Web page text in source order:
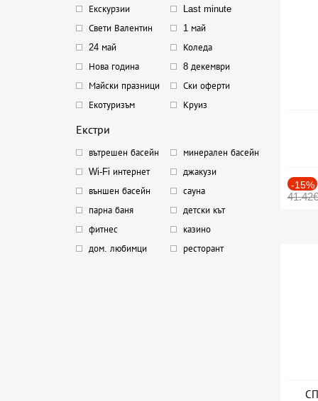
Екскурзии
Last minute
Свети Валентин
1 май
24 май
Коледа
Нова година
8 декември
Майски празници
Ски оферти
Екотуризъм
Круиз
Екстри
вътрешен басейн
минерален басейн
Wi-Fi интернет
джакузи
външен басейн
сауна
парна баня
детски кът
фитнес
казино
дом. любимци
ресторант
-15%
41.42€